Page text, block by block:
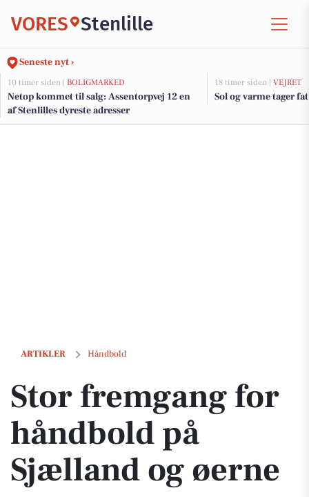
VORES Stenlille
Seneste nyt ›
10 timer siden | BOLIGMARKED
Netop kommet til salg: Assentorpvej 12 en
af Stenlilles dyreste adresser
18 timer siden | VEJRET
Sol og varme tager
ARTIKLER Håndbold
Stor fremgang for håndbold på Sjælland og øerne
Stor fremgang for
håndbold på
Sjælland og øerne